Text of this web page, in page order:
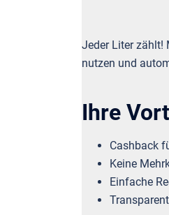
Jeder Liter zählt!
nutzen und
Ihre
Cashback
Keine
Einfache